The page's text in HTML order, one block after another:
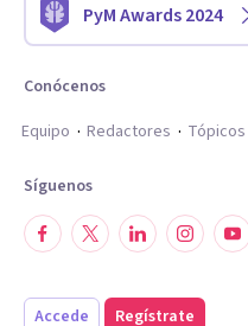
PyM Awards 2024
Conócenos
Equipo
Redactores Tópicos
Síguenos
Accede Regístrate